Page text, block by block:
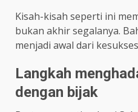
Kisah-kisah seperti ini
bukan akhir segalanya.
menjadi awal dari
Langkah
dengan bijak